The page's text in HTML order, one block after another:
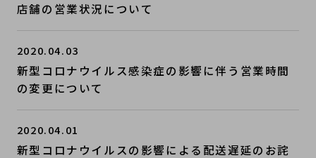
店舗の営業状況について
2020.04.03
新型コロナウイルス感染症の影響に伴う営業時間
の変更について
2020.04.01
新型コロナウイルスの影響による配送遅延のお詫